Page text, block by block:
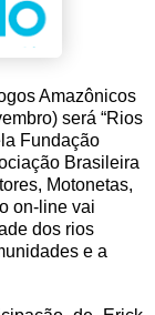
Amazônicos
será “Rios
Fundação
Brasileira
Motonetas,
on-line vai
dos rios
e a